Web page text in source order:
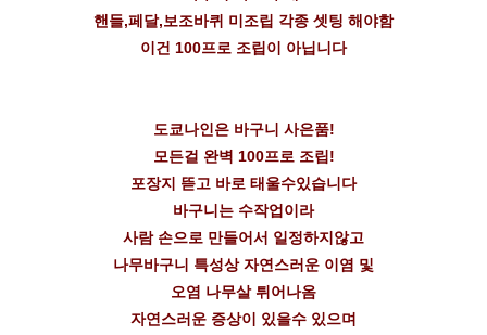
핸들,페달,보조바퀴 미조립 각종 셋팅 해야함
이건 100프로 조립이 아닙니다
도쿄나인은 바구니 사은품!
모든걸 완벽 100프로 조립!
포장지 뜯고 바로 태울수있습니다
바구니는 수작업이라
사람 손으로 만들어서 일정하지않고
나무바구니 특성상 자연스러운 이염 및
오염 나무살 튀어나옴
자연스러운 증상이 있을수 있으며